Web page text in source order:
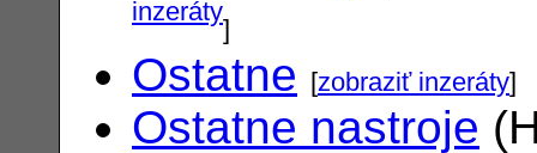
inzeráty]
Ostatne [zobraziť inzeráty]
Ostatne nastroje